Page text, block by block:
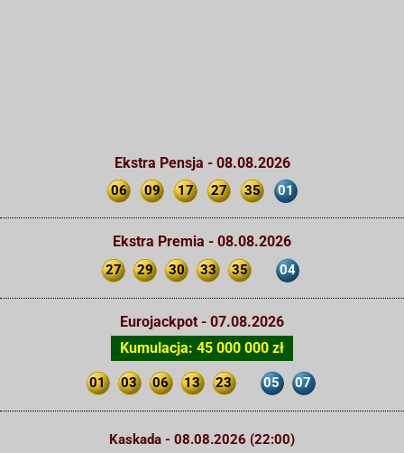
Ekstra Pensja - 08.08.2026
06 09 17 27 35 01
Ekstra Premia - 08.08.2026
27 29 30 33 35 04
Eurojackpot - 07.08.2026
Kumulacja: 45 000 000 zł
01 03 06 13 23 05 07
Kaskada - 08.08.2026 (22:00)